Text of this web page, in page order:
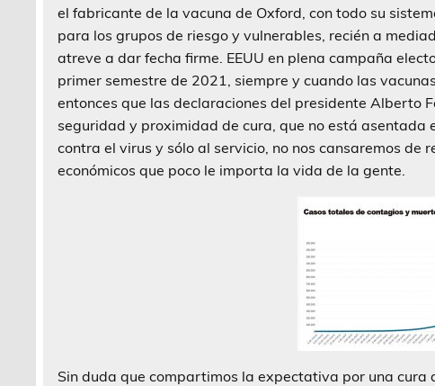
el fabricante de la vacuna de Oxford, con todo su
para los grupos de riesgo y vulnerables, recién a
atreve a dar fecha firme. EEUU en plena campaña
primer semestre de 2021, siempre y cuando las
entonces que las declaraciones del presidente Alberto
seguridad y proximidad de cura, que no está
contra el virus y sólo al servicio, no nos cansaremos
económicos que poco le importa la vida de la gente.
Sin duda que compartimos la expectativa por una cura